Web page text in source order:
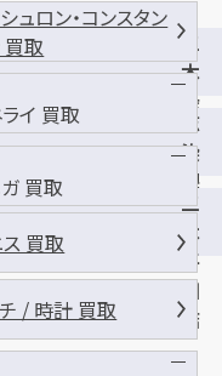
三
木
緑
が
丘
店
志
染
駅
北
店
三
木
平
田
店
ュロン・コンスタン
買取
イ 買取
買取
買取
/ 時計 買取